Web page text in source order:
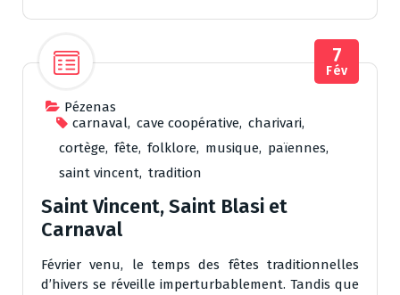
Pézenas
carnaval, cave coopérative, charivari,
cortège, fête, folklore, musique, païennes,
saint vincent, tradition
7
Fév
Saint Vincent, Saint Blasi et
Carnaval
Février venu, le temps des fêtes traditionnelles
d’hivers se réveille imperturbablement. Tandis que